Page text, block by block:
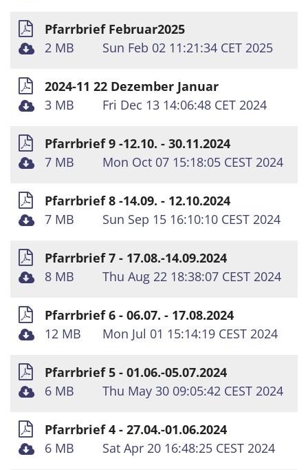
Pfarrbrief Februar2025
2 MB
Sun Feb 02 11:21:34 CET 2025
2024-11 22 Dezember Januar
3 MB
Fri Dec 13 14:06:48 CET 2024
Pfarrbrief 9 -12.10. - 30.11.2024
7 MB
Mon Oct 07 15:18:05 CEST 2024
Pfarrbrief 8 -14.09. - 12.10.2024
7 MB
Sun Sep 15 16:10:10 CEST 2024
Pfarrbrief 7 - 17.08.-14.09.2024
8 MB
Thu Aug 22 18:38:07 CEST 2024
Pfarrbrief 6 - 06.07. - 17.08.2024
12 MB
Mon Jul 01 15:14:19 CEST 2024
Pfarrbrief 5 - 01.06.-05.07.2024
6 MB
Thu May 30 09:05:42 CEST 2024
Pfarrbrief 4 - 27.04.-01.06.2024
6 MB
Sat Apr 20 16:48:25 CEST 2024